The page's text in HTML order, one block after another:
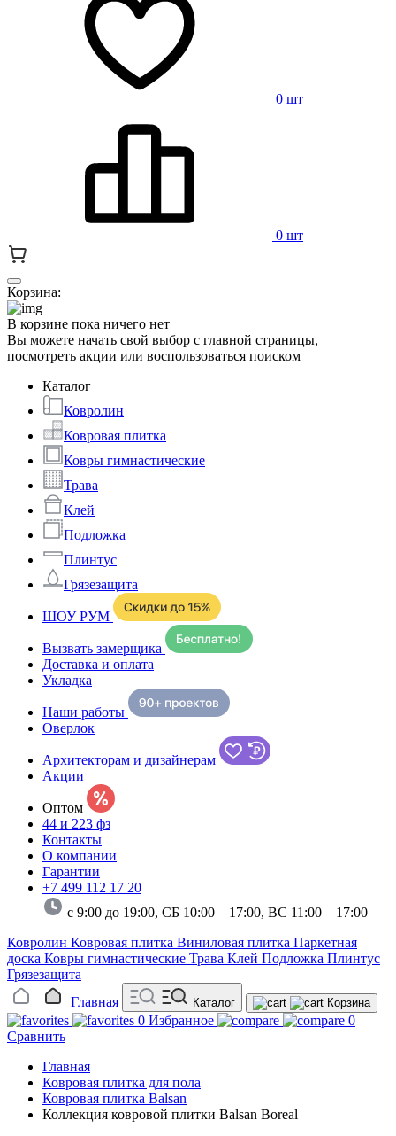
0 шт
0 шт
Корзина:
В корзине пока ничего нет
Вы можете начать свой выбор с главной страницы,
посмотреть акции или воспользоваться поиском
Каталог
Ковролин
Ковровая плитка
Ковры гимнастические
Трава
Клей
Подложка
Плинтус
Грязезащита
ШОУ РУМ
Вызвать замерщика
Доставка и оплата
Укладка
Наши работы
Оверлок
Архитекторам и дизайнерам
Акции
Оптом
44 и 223 фз
Контакты
О компании
Гарантии
+7 499 112 17 20
с 9:00 до 19:00, СБ 10:00 – 17:00, ВС 11:00 – 17:00
Ковролин Ковровая плитка Виниловая плитка Паркетная
доска Ковры гимнастические Трава Клей Подложка Плинтус
Грязезащита
Главная
Каталог Корзина
0 Избранное
0
Сравнить
Главная
Ковровая плитка для пола
Ковровая плитка Balsan
Коллекция ковровой плитки Balsan Boreal